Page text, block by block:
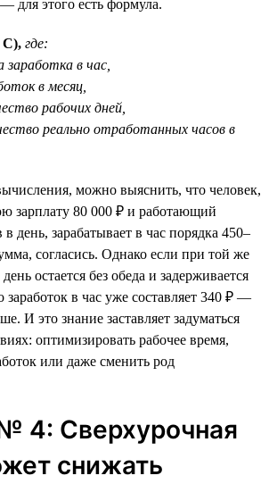
для этого есть формула.
C), где:
в час,
в месяц,
рабочих дней,
реально отработанных часов в
можно выяснить, что человек,
зарплату 80 000 ₽ и работающий
день, зарабатывает в час порядка 450–
согласись. Однако если при той же
остается без обеда и задерживается
заработок в час уже составляет 340 ₽ —
И это знание заставляет задуматься
оптимизировать рабочее время,
или даже сменить род
4: Сверхурочная
снижать